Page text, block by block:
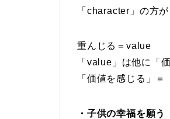
「character」の方が
重んじる＝value
「value」は他に「
「価値を感じる」
・子供の幸福を願う